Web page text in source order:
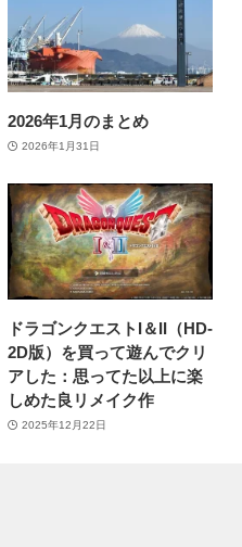
2026年1月のまとめ
2026年1月31日
ドラゴンクエストI＆II（HD-
2D版）を買って遊んでクリ
アした：思ってた以上に楽
しめた良リメイク作
2025年12月22日